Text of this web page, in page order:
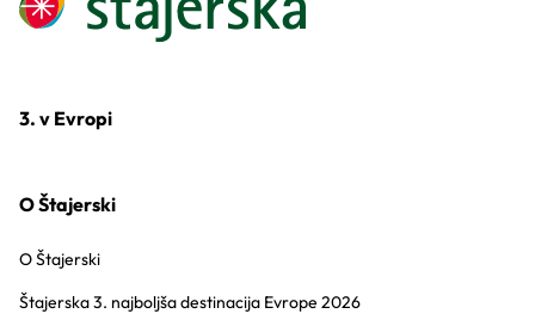
3. v Evropi
O Štajerski
O Štajerski
Štajerska 3. najboljša destinacija Evrope 2026